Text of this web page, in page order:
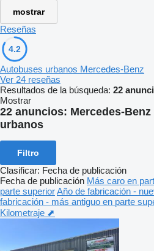
mostrar
Reseñas
4.2
Autobuses urbanos Mercedes-Benz
Ver 24 reseñas
Resultados de la búsqueda: 22
Mostrar
22 anuncios: Mercedes-
urbanos
Filtro
Clasificar: Fecha de publicación
Fecha de publicación Más caro en
parte superiorAño de fabricación -
fabricación - más antiguo en parte
Kilometraje ⬈